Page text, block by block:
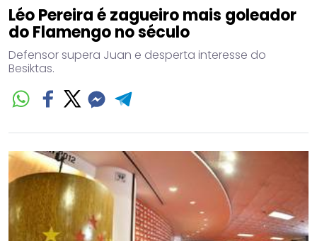
Léo Pereira é zagueiro mais goleador
do Flamengo no século
Defensor supera Juan e desperta interesse do
Besiktas.